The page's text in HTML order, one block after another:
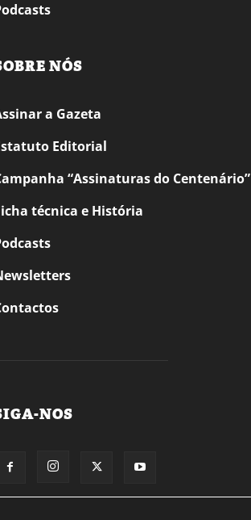
NÓS
a Gazeta
Editorial
“Assinaturas do Centenário”
técnica e História
NOS